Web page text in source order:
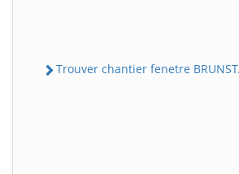
Trouver chantier fenetre